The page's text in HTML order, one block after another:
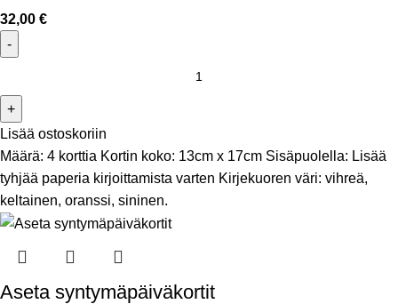
32,00 €
Lisää ostoskoriin
Määrä: 4 korttia Kortin koko: 13cm x 17cm Sisäpuolella: Lisää
tyhjää paperia kirjoittamista varten Kirjekuoren väri: vihreä,
keltainen, oranssi, sininen.
Aseta syntymäpäiväkortit